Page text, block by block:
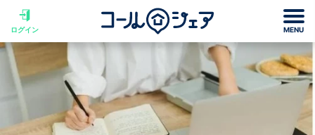
ログイン MENU